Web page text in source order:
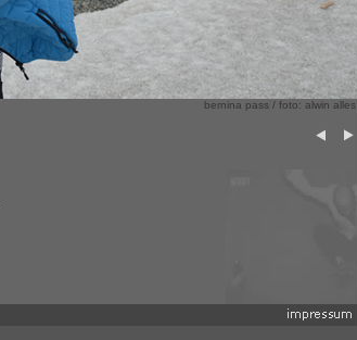
bernina pass / foto: alwin alles